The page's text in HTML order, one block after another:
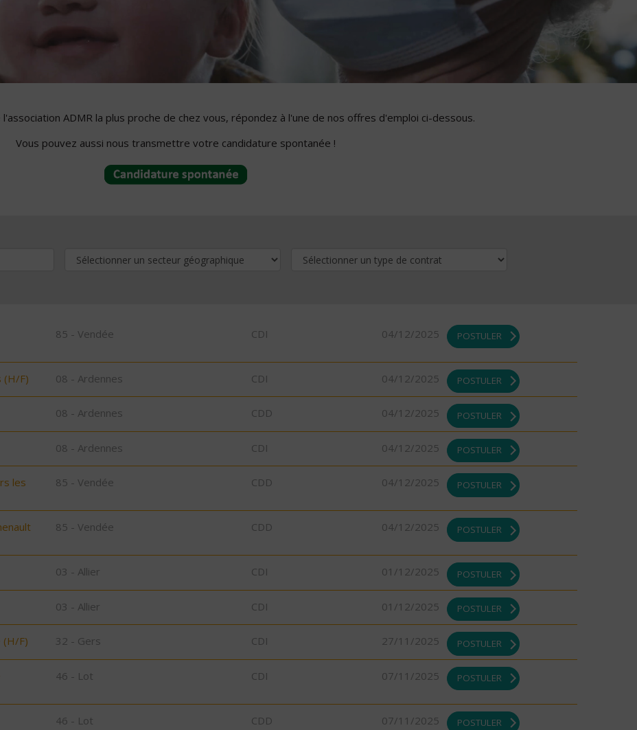
ADMR la plus proche de chez vous, répondez à l'une de nos offres d'emploi ci-dessous.
Vous pouvez aussi nous transmettre votre candidature spontanée !
85 - Vendée CDI 04/12/2025 POSTULER
(H/F) 08 - Ardennes CDI 04/12/2025 POSTULER
08 - Ardennes CDD 04/12/2025 POSTULER
08 - Ardennes CDI 04/12/2025 POSTULER
les
85 - Vendée CDD 04/12/2025 POSTULER
85 - Vendée CDD 04/12/2025 POSTULER
03 - Allier CDI 01/12/2025 POSTULER
03 - Allier CDI 01/12/2025 POSTULER
(H/F) 32 - Gers CDI 27/11/2025 POSTULER
46 - Lot CDI 07/11/2025 POSTULER
46 - Lot CDD 07/11/2025 POSTULER